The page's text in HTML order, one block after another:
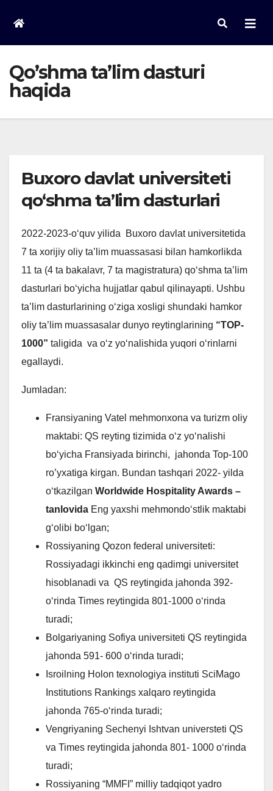
content
Qo’shma ta’lim dasturi
haqida
Buxoro davlat universiteti
qo‘shma ta’lim dasturlari
2022-2023-o‘quv yilida Buxoro davlat universitetida
7 ta xorijiy oliy ta’lim muassasasi bilan hamkorlikda
11 ta (4 ta bakalavr, 7 ta magistratura) qo‘shma ta’lim
dasturlari bo‘yicha hujjatlar qabul qilinayapti. Ushbu
ta’lim dasturlarining o‘ziga xosligi shundaki hamkor
oliy ta’lim muassasalar dunyo reytinglarining “TOP-
1000” taligida va o‘z yo‘nalishida yuqori o‘rinlarni
egallaydi.
Jumladan:
Fransiyaning Vatel mehmonxona va turizm oliy
maktabi: QS reyting tizimida o‘z yo‘nalishi
bo‘yicha Fransiyada birinchi, jahonda Top-100
ro’yxatiga kirgan. Bundan tashqari 2022- yilda
o‘tkazilgan Worldwide Hospitality Awards –
tanlovida Eng yaxshi mehmondo‘stlik maktabi
g‘olibi bo‘lgan;
Rossiyaning Qozon federal universiteti:
Rossiyadagi ikkinchi eng qadimgi universitet
hisoblanadi va QS reytingida jahonda 392-
o‘rinda Times reytingida 801-1000 o‘rinda
turadi;
Bolgariyaning Sofiya universiteti QS reytingida
jahonda 591- 600 o‘rinda turadi;
Isroilning Holon texnologiya instituti SciMago
Institutions Rankings xalqaro reytingida
jahonda 765-o‘rinda turadi;
Vengriyaning Sechenyi Ishtvan universteti QS
va Times reytingida jahonda 801- 1000 o‘rinda
turadi;
Rossiyaning “MMFI” milliy tadqiqot yadro